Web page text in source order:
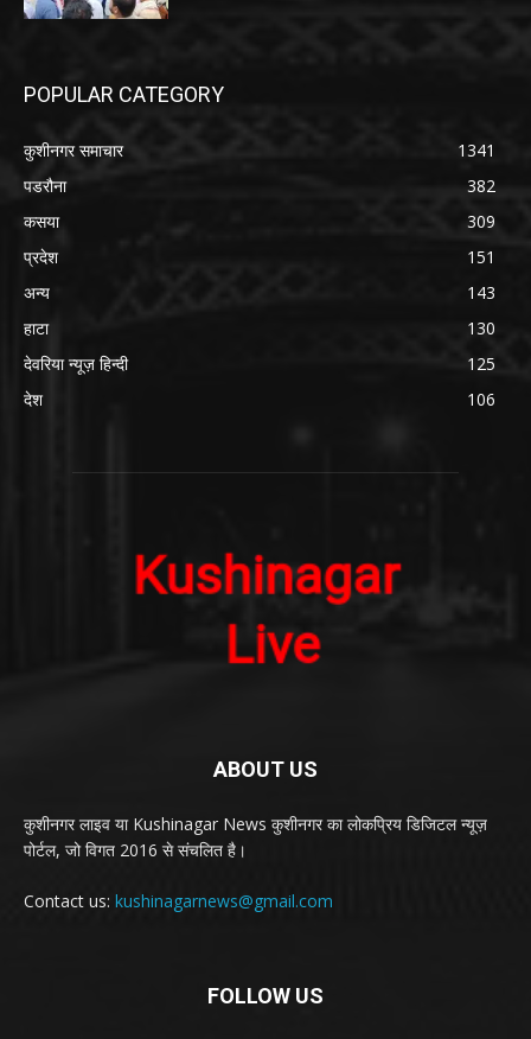
POPULAR CATEGORY
कुशीनगर समाचार
1341
पडरौना
382
कसया
309
प्रदेश
151
अन्य
143
हाटा
130
देवरिया न्यूज़ हिन्दी
125
देश
106
ABOUT US
कुशीनगर लाइव या Kushinagar News कुशीनगर का लोकप्रिय डिजिटल न्यूज़
पोर्टल, जो विगत 2016 से संचलित है।
Contact us: kushinagarnews@gmail.com
FOLLOW US